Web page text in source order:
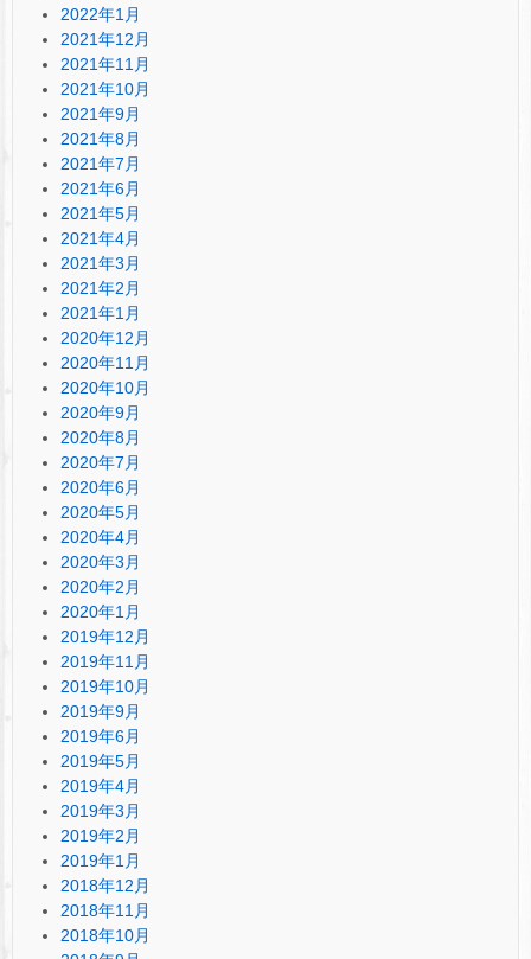
2022年1月
2021年12月
2021年11月
2021年10月
2021年9月
2021年8月
2021年7月
2021年6月
2021年5月
2021年4月
2021年3月
2021年2月
2021年1月
2020年12月
2020年11月
2020年10月
2020年9月
2020年8月
2020年7月
2020年6月
2020年5月
2020年4月
2020年3月
2020年2月
2020年1月
2019年12月
2019年11月
2019年10月
2019年9月
2019年6月
2019年5月
2019年4月
2019年3月
2019年2月
2019年1月
2018年12月
2018年11月
2018年10月